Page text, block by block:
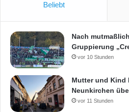
Beliebt
Nach
Gruppierung
vor 10 Stunden
Mutter und Kind
Neunkirchen
vor 11 Stunden